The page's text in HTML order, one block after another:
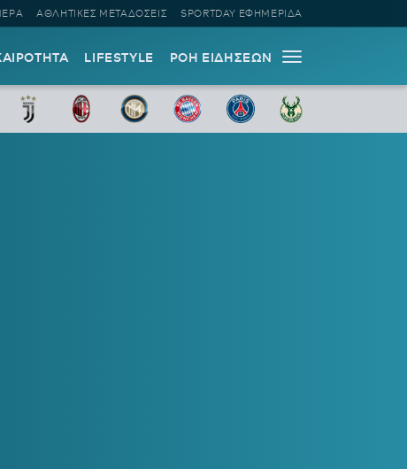
ΑΘΛΗΤΙΚΕΣ ΜΕΤΑΔΟΣΕΙΣ SPORTDAY ΕΦΗΜΕΡΙΔΑ
LIFESTYLE ΡΟΗ ΕΙΔΗΣΕΩΝ